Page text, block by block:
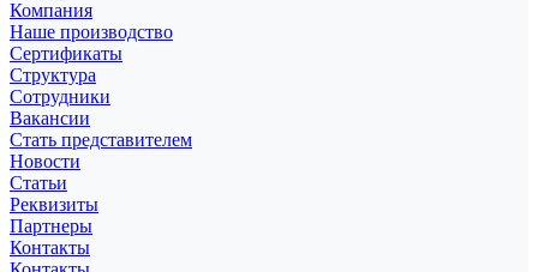
Компания
Наше производство
Сертификаты
Структура
Сотрудники
Вакансии
Стать представителем
Новости
Статьи
Реквизиты
Партнеры
Контакты